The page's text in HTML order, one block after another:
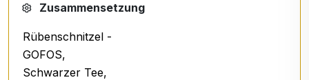
Zusammensetzung
Rübenschnitzel -
GOFOS,
Schwarzer Tee,